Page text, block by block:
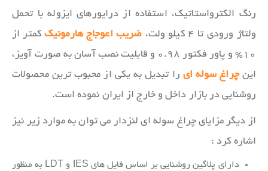
رنگ الکترواستاتیک، استفاده از درایورهای ایزوله با تحمل
ولتاژ ورودی تا ۴ کیلو ولت،
ضریب اعوجاج هارمونیککمتر از
۱۰% و پاور فکتور ۰.۹۸ و قابلیت نصب آسان به صورت آویز،
اینچراغ سوله ای را تبدیل به یکی از محبوب ترین محصولات
روشنایی در بازار داخل و خارج از ایران نموده است.
از دیگر مزایای چراغ سوله ای لنزدار می توان به موارد زیر نیز
اشاره کرد :
دارای پلاگین روشنایی بر اساس فایل های IES و LDT به منظور